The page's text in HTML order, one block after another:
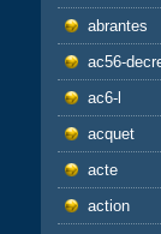
abrantes
ac56-
ac6-l
acquet
acte
action